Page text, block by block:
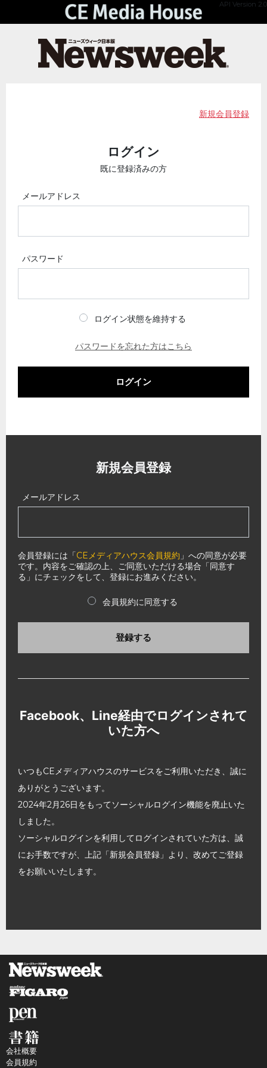
API Version 2.0
新規会員登録
ログイン
既に登録済みの方
メールアドレス
パスワード
ログイン状態を維持する
パスワードを忘れた方はこちら
ログイン
新規会員登録
メールアドレス
会員登録には「CEメディアハウス会員規約 」への同意が必要
です。内容をご確認の上、ご同意いただける場合「同意す
る」にチェックをして、登録にお進みください。
会員規約に同意する
登録する
Facebook、Line経由でログインされて
いた方へ
いつもCEメディアハウスのサービスをご利用いただき、誠に
ありがとうございます。
2024年2月26日をもってソーシャルログイン機能を廃止いた
しました。
ソーシャルログインを利用してログインされていた方は、誠
にお手数ですが、上記「新規会員登録」より、改めてご登録
をお願いいたします。
会社概要
会員規約